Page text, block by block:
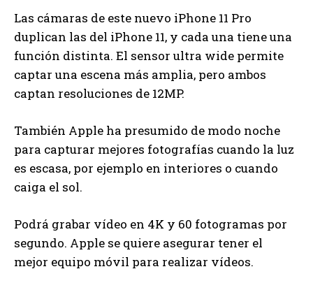
Las cámaras de este nuevo iPhone 11 Pro
duplican las del iPhone 11, y cada una tiene una
función distinta. El sensor ultra wide permite
captar una escena más amplia, pero ambos
captan resoluciones de 12MP.
También Apple ha presumido de modo noche
para capturar mejores fotografías cuando la luz
es escasa, por ejemplo en interiores o cuando
caiga el sol.
Podrá grabar vídeo en 4K y 60 fotogramas por
segundo. Apple se quiere asegurar tener el
mejor equipo móvil para realizar vídeos.